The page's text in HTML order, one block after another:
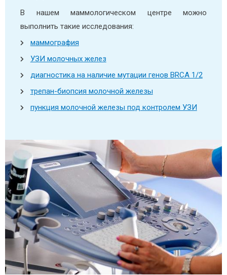
В нашем маммологическом центре можно
выполнить такие исследования:
маммография
УЗИ молочных желез
диагностика на наличие мутации генов BRCA 1/2
трепан-биопсия молочной железы
пункция молочной железы под контролем УЗИ